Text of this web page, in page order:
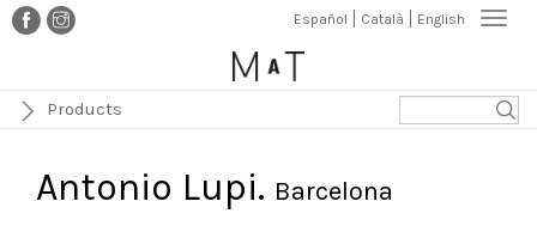
Vés
al
Español Català English
Products
Antonio Lupi. Barcelona